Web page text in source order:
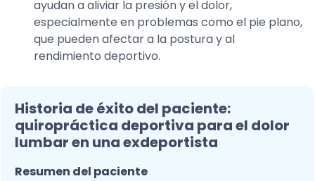
ayudan a aliviar la presión y el dolor,
especialmente en problemas como el pie plano,
que pueden afectar a la postura y al
rendimiento deportivo.
Historia de éxito del paciente:
quiropráctica deportiva para el dolor
lumbar en una exdeportista
Resumen del paciente